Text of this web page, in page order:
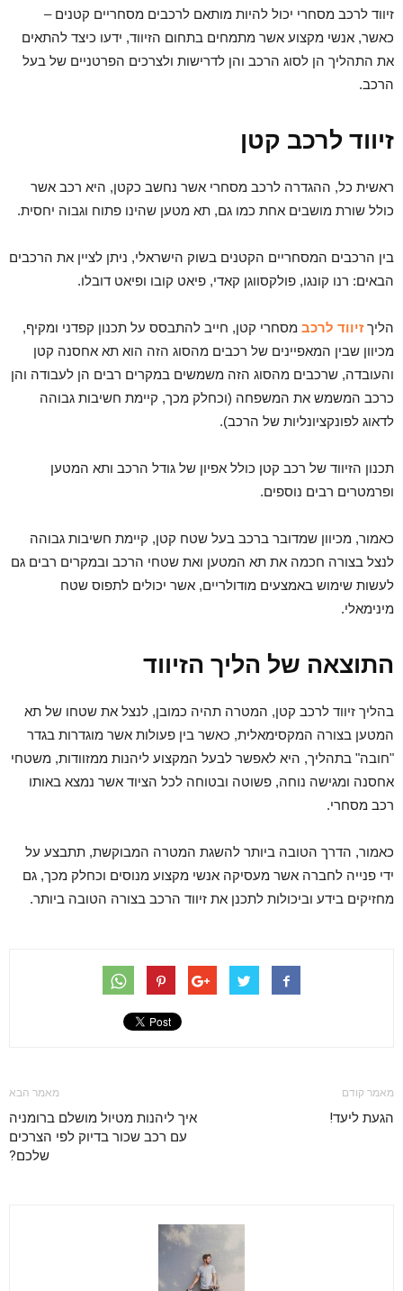
זיווד לרכב מסחרי יכול להיות מותאם לרכבים מסחריים קטנים –
כאשר, אנשי מקצוע אשר מתמחים בתחום הזיווד, ידעו כיצד להתאים
את התהליך הן לסוג הרכב והן לדרישות ולצרכים הפרטניים של בעל
הרכב.
זיווד לרכב קטן
ראשית כל, ההגדרה לרכב מסחרי אשר נחשב כקטן, היא רכב אשר
כולל שורת מושבים אחת כמו גם, תא מטען שהינו פתוח וגבוה יחסית.
בין הרכבים המסחריים הקטנים בשוק הישראלי, ניתן לציין את הרכבים
הבאים: רנו קונגו, פולקסווגן קאדי, פיאט קובו ופיאט דובלו.
הליךזיווד לרכב מסחרי קטן, חייב להתבסס על תכנון קפדני ומקיף,
מכיוון שבין המאפיינים של רכבים מהסוג הזה הוא תא אחסנה קטן
והעובדה, שרכבים מהסוג הזה משמשים במקרים רבים הן לעבודה והן
כרכב המשמש את המשפחה (וכחלק מכך, קיימת חשיבות גבוהה
לדאוג לפונקציונליות של הרכב).
תכנון הזיווד של רכב קטן כולל אפיון של גודל הרכב ותא המטען
ופרמטרים רבים נוספים.
כאמור, מכיוון שמדובר ברכב בעל שטח קטן, קיימת חשיבות גבוהה
לנצל בצורה חכמה את תא המטען ואת שטחי הרכב ובמקרים רבים גם
לעשות שימוש באמצעים מודולריים, אשר יכולים לתפוס שטח
מינימאלי.
התוצאה של הליך הזיווד
בהליך זיווד לרכב קטן, המטרה תהיה כמובן, לנצל את שטחו של תא
המטען בצורה המקסימאלית, כאשר בין פעולות אשר מוגדרות בגדר
"חובה" בתהליך, היא לאפשר לבעל המקצוע ליהנות ממזוודות, משטחי
אחסנה ומגישה נוחה, פשוטה ובטוחה לכל הציוד אשר נמצא באותו
רכב מסחרי.
כאמור, הדרך הטובה ביותר להשגת המטרה המבוקשת, תתבצע על
ידי פנייה לחברה אשר מעסיקה אנשי מקצוע מנוסים וכחלק מכך, גם
מחזיקים בידע וביכולות לתכנן את זיווד הרכב בצורה הטובה ביותר.
מאמר קודם
הגעת ליעד!
מאמר הבא
איך ליהנות מטיול מושלם ברומניה
עם רכב שכור בדיוק לפי הצרכים
שלכם?